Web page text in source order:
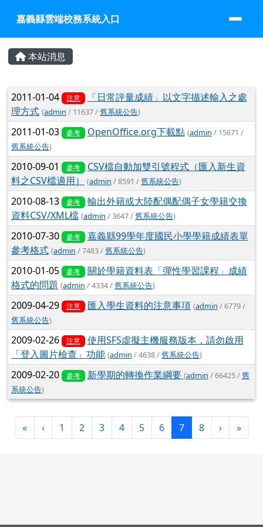
嘉義縣雲端校務系統入口
嘉義縣雲端校務系統入口
主內容區域
本站消息
文章列表
2011-01-04 注意
「日常評量成績」以文字描述輸入之處
理方式 (admin / 11637 /舊系統公告)
2011-01-03 參考 OpenOffice.org下載點 (admin / 15671 /
舊系統公告)
2010-09-01 參考
CSV檔自動加雙引號程式（匯入新生資
料之CSV檔適用）
(admin / 8591 /舊系統公告)
2010-08-13 參考
輸出外籍或大陸配偶配偶子女學籍交換
資料CSV/XML檔 (admin / 3647 /舊系統公告)
2010-07-30 參考
嘉義縣99學年度國民小學學籍成績表單
參考格式 (admin / 7483 /舊系統公告)
2010-01-05 參考
關於學籍資料表「彈性學習課程」成績
格式的問題 (admin / 4334 /舊系統公告)
2009-04-29 注意 匯入學生資料的注意事項 (admin / 6779 /
舊系統公告)
2009-02-26 注意
使用SFS虛擬主機服務版本，請勿啟用
「登入圖片檢查」功能 (admin / 4638 /舊系統公告)
2009-02-20 參考 新學期的轉換作業綱要 (admin / 66425 /舊
系統公告)
«第一頁
‹上一頁
1 2 3 4 5 6 7(目前頁次)
8 ›下一頁
»最後
頁尾區域